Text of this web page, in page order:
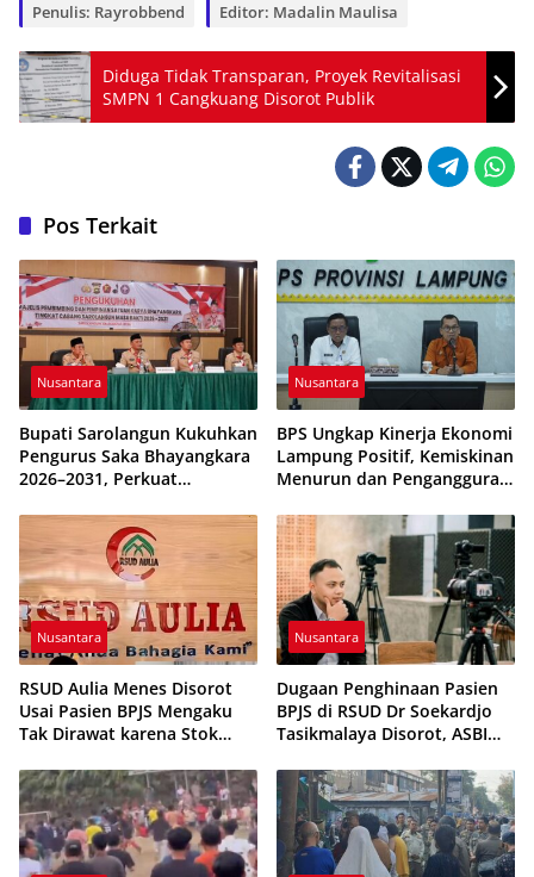
Penulis: Rayrobbend Editor: Madalin Maulisa
Diduga Tidak Transparan, Proyek Revitalisasi
SMPN 1 Cangkuang Disorot Publik
Pos Terkait
Nusantara
Bupati Sarolangun Kukuhkan
Pengurus Saka Bhayangkara
2026–2031, Perkuat
Generasi Muda
Nusantara
BPS Ungkap Kinerja Ekonomi
Lampung Positif, Kemiskinan
Menurun dan Pengangguran
Nusantara
RSUD Aulia Menes Disorot
Usai Pasien BPJS Mengaku
Tak Dirawat karena Stok
Nusantara
Dugaan Penghinaan Pasien
BPJS di RSUD Dr Soekardjo
Tasikmalaya Disorot, ASBI
Etika Pelayanan